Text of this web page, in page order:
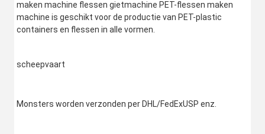
maken machine flessen gietmachine PET-flessen maken
machine is geschikt voor de productie van PET-plastic
containers en flessen in alle vormen.
scheepvaart
Monsters worden verzonden per DHL/FedExUSP enz.